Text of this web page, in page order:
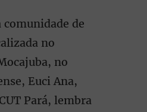
de
no
no
Euci Ana,
Pará, lembra